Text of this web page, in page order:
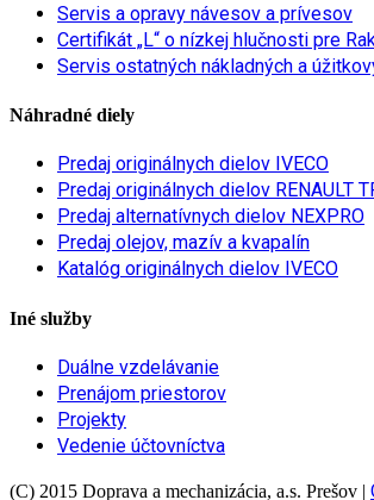
Servis a opravy návesov a prívesov
Certifikát „L“ o nízkej hlučnosti pre
Servis ostatných nákladných a
Náhradné diely
Predaj originálnych dielov IVECO
Predaj originálnych dielov RENAULT
Predaj alternatívnych dielov NEXPRO
Predaj olejov, mazív a kvapalín
Katalóg originálnych dielov IVECO
Iné služby
Duálne vzdelávanie
Prenájom priestorov
Projekty
Vedenie účtovníctva
(C) 2015 Doprava a mechanizácia, a.s. Prešov |